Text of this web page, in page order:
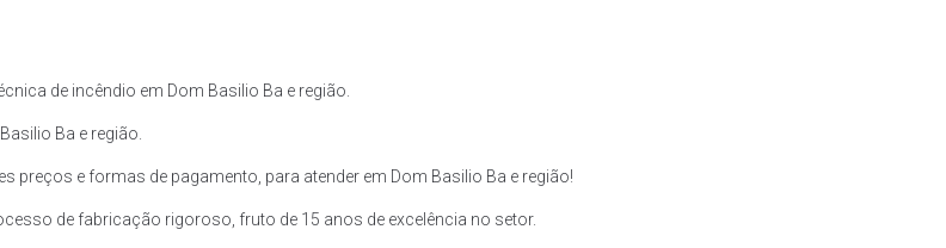
de incêndio em Dom Basilio Ba e região.
Ba e região.
e formas de pagamento, para atender em Dom Basilio Ba e região!
de fabricação rigoroso, fruto de 15 anos de excelência no setor.